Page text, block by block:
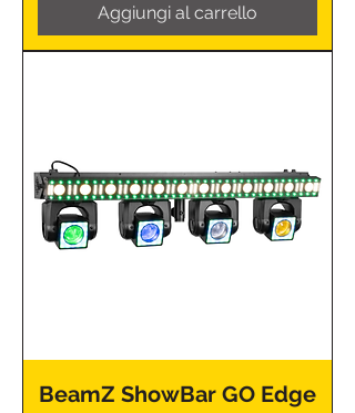
Aggiungi al carrello
BeamZ ShowBar GO Edge